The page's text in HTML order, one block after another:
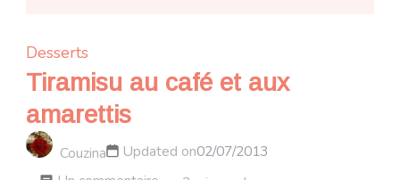
Desserts
Tiramisu au café et aux
amarettis
Couzina Updated on02/07/2013